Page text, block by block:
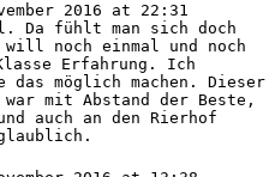
2016 at
22:31
Da fühlt man sich doch
noch einmal und noch
Erfahrung. Ich
möglich machen. Dieser
mit Abstand der Beste,
auch an den Rierhof